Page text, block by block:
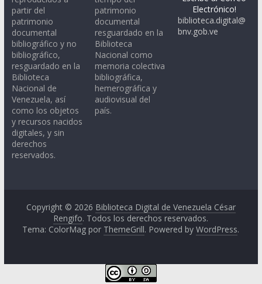
partir del
patrimonio
documental
bibliográfico y no
bibliográfico,
resguardado en la
Biblioteca
Nacional de
Venezuela, así
como los objetos
y recursos nacidos
digitales, y sin
derechos
reservados.
patrimonio
documental
resguardado en la
Biblioteca
Nacional como
memoria colectiva
bibliográfica,
hemerográfica y
audiovisual del
país.
Electrónico!
biblioteca.digital@
bnv.gob.ve
Copyright © 2026 Biblioteca Digital de Venezuela César
Rengifo. Todos los derechos reservados.
Tema: ColorMag por ThemeGrill. Powered byWordPress.